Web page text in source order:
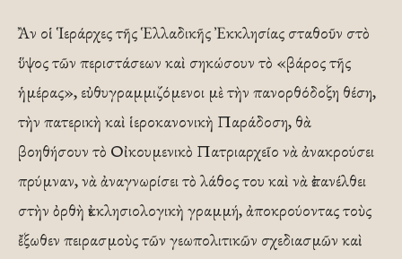
Ἂν οἱ Ἱεράρχες τῆς Ἑλλαδικῆς Ἐκκλησίας σταθοῦν στὸ
ὕψος τῶν περιστάσεων καὶ σηκώσουν τὸ «βάρος τῆς
ἡμέρας», εὐθυγραμμιζόμενοι μὲ τὴν πανορθόδοξη θέση,
τὴν πατερικὴ καὶ ἱεροκανονικὴ Παράδοση, θὰ
βοηθήσουν τὸ Οἰκουμενικὸ Πατριαρχεῖο νὰ ἀνακρούσει
πρύμναν, νὰ ἀναγνωρίσει τὸ λάθος του καὶ νὰ ἐπανέλθει
στὴν ὀρθὴ ἐκκλησιολογικὴ γραμμή, ἀποκρούοντας τοὺς
ἔξωθεν πειρασμοὺς τῶν γεωπολιτικῶν σχεδιασμῶν καὶ